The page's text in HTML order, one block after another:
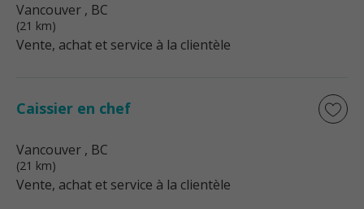
Vancouver , BC
(21 km)
Vente, achat et service à la clientèle
Caissier en chef
Vancouver , BC
(21 km)
Vente, achat et service à la clientèle